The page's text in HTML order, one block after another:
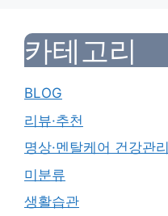
카테고리
BLOG
리뷰·추천
명상·멘탈케어 건강관리
미분류
생활습관